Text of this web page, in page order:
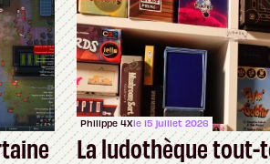
Philippe 4Xle 15 juillet 2026
La ludothèque tout-